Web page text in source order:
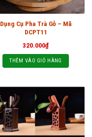
Dụng Cụ Pha Trà Gỗ – Mã
DCPT11
320.000₫
THÊM VÀO GIỎ HÀNG